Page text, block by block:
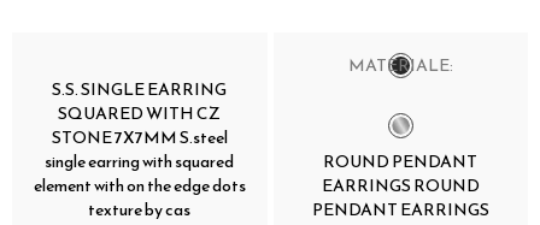
S.S. SINGLE EARRING
SQUARED WITH CZ
STONE 7X7MM S.steel
single earring with squared
element with on the edge dots
texture by cas
MATERIALE:
ROUND PENDANT
EARRINGS ROUND
PENDANT EARRINGS